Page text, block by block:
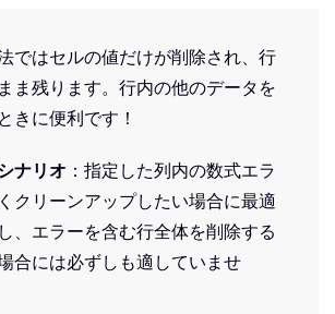
ではセルの値だけが削除され、行
ま残ります。行内の他のデータを
きに便利です！
ナリオ ：指定した列内の数式エラ
クリーンアップしたい場合に最適
、エラーを含む行全体を削除する
合には必ずしも適していませ